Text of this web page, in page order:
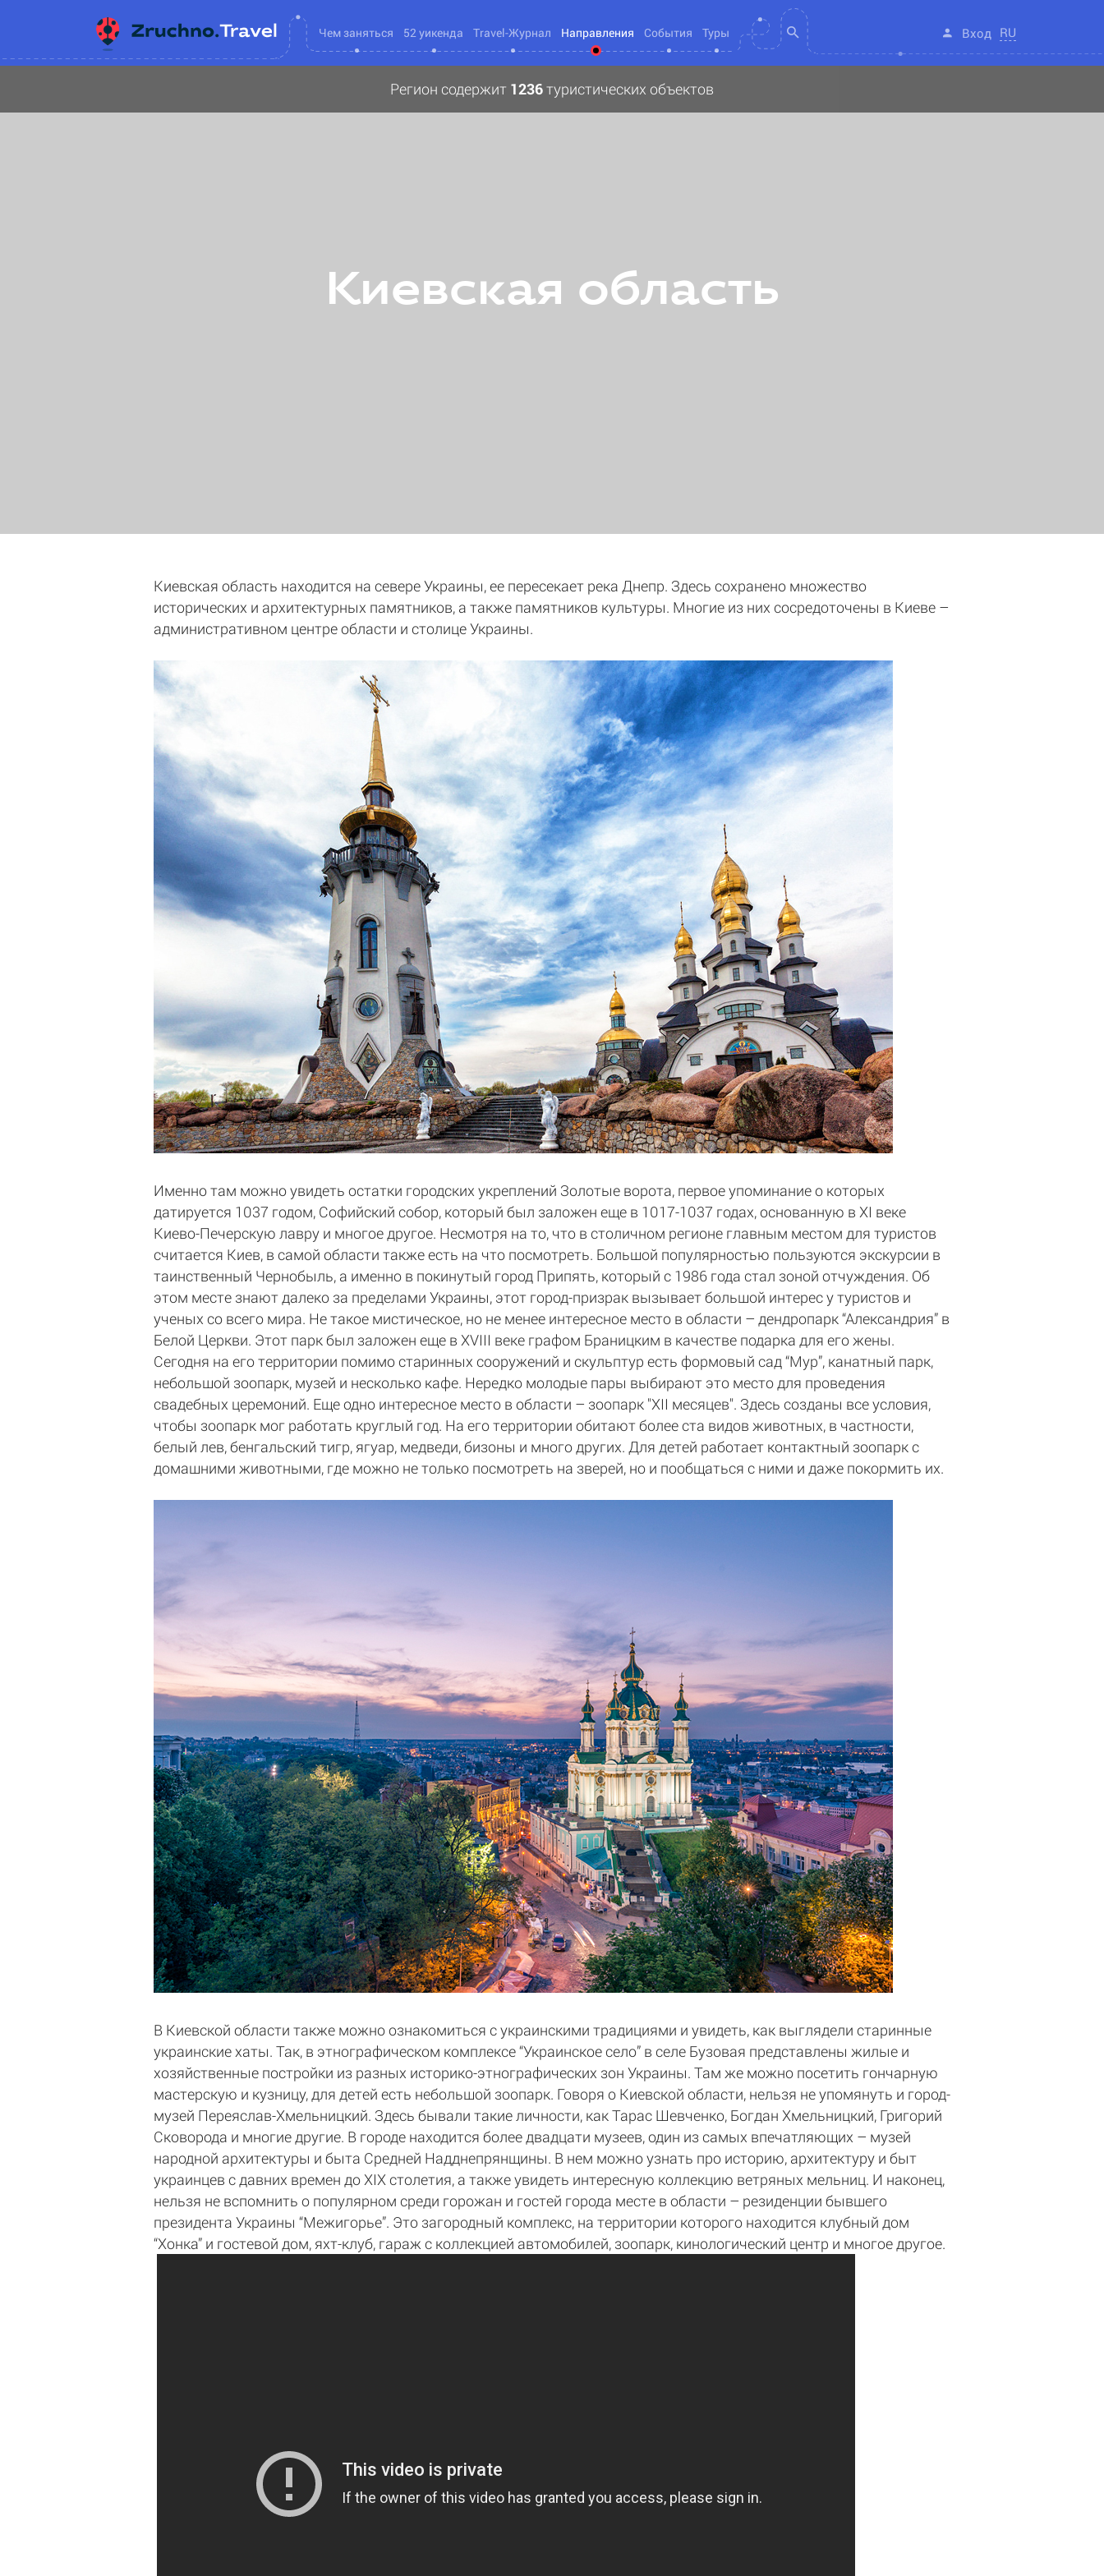
Чем заняться 52 уикенда Travel-Журнал Направления События Туры Вход RU
Регион содержит 1236туристических объектов
Киевская область
Киевская область находится на севере Украины, ее пересекает река Днепр. Здесь сохранено множество
исторических и архитектурных памятников, а также памятников культуры. Многие из них сосредоточены в Киеве –
административном центре области и столице Украины.
Именно там можно увидеть остатки городских укреплений Золотые ворота, первое упоминание о которых
датируется 1037 годом, Софийский собор, который был заложен еще в 1017-1037 годах, основанную в XI веке
Киево-Печерскую лавру и многое другое. Несмотря на то, что в столичном регионе главным местом для туристов
считается Киев, в самой области также есть на что посмотреть. Большой популярностью пользуются экскурсии в
таинственный Чернобыль, а именно в покинутый город Припять, который с 1986 года стал зоной отчуждения. Об
этом месте знают далеко за пределами Украины, этот город-призрак вызывает большой интерес у туристов и
ученых со всего мира. Не такое мистическое, но не менее интересное место в области – дендропарк “Александрия” в
Белой Церкви. Этот парк был заложен еще в XVIII веке графом Браницким в качестве подарка для его жены.
Сегодня на его территории помимо старинных сооружений и скульптур есть формовый сад “Мур”, канатный парк,
небольшой зоопарк, музей и несколько кафе. Нередко молодые пары выбирают это место для проведения
свадебных церемоний. Еще одно интересное место в области – зоопарк "ХII месяцев". Здесь созданы все условия,
чтобы зоопарк мог работать круглый год. На его территории обитают более ста видов животных, в частности,
белый лев, бенгальский тигр, ягуар, медведи, бизоны и много других. Для детей работает контактный зоопарк с
домашними животными, где можно не только посмотреть на зверей, но и пообщаться с ними и даже покормить их.
В Киевской области также можно ознакомиться с украинскими традициями и увидеть, как выглядели старинные
украинские хаты. Так, в этнографическом комплексе “Украинское село” в селе Бузовая представлены жилые и
хозяйственные постройки из разных историко-этнографических зон Украины. Там же можно посетить гончарную
мастерскую и кузницу, для детей есть небольшой зоопарк. Говоря о Киевской области, нельзя не упомянуть и город-
музей Переяслав-Хмельницкий. Здесь бывали такие личности, как Тарас Шевченко, Богдан Хмельницкий, Григорий
Сковорода и многие другие. В городе находится более двадцати музеев, один из самых впечатляющих – музей
народной архитектуры и быта Средней Надднепрянщины. В нем можно узнать про историю, архитектуру и быт
украинцев с давних времен до XIX столетия, а также увидеть интересную коллекцию ветряных мельниц. И наконец,
нельзя не вспомнить о популярном среди горожан и гостей города месте в области – резиденции бывшего
президента Украины “Межигорье”. Это загородный комплекс, на территории которого находится клубный дом
“Хонка” и гостевой дом, яхт-клуб, гараж с коллекцией автомобилей, зоопарк, кинологический центр и многое другое.